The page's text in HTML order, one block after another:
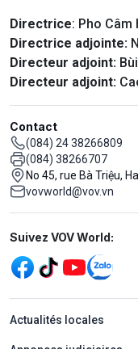
Directrice: Pho Câm
Directrice adjointe:
Directeur adjoint:
Directeur adjoint:
Contact
(084) 24 38266809
(084) 38266707
No 45, rue Bà Triệu,
vovworld@vov.vn
Mạng xã hội
Suivez VOV World:
menu footer
Actualités locales